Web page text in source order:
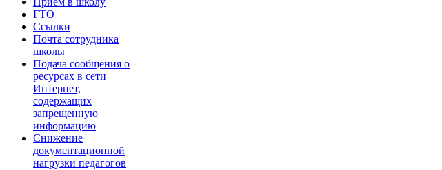
ГТО
Ссылки
Почта сотрудника
школы
Подача сообщения о
ресурсах в сети
Интернет,
содержащих
запрещенную
информацию
Снижение
документационной
нагрузки педагогов